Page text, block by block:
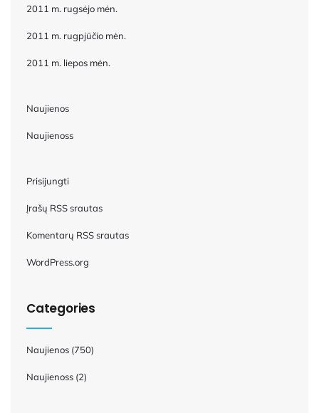
2011 m. rugsėjo mėn.
2011 m. rugpjūčio mėn.
2011 m. liepos mėn.
Naujienos
Naujienoss
Prisijungti
Įrašų RSS srautas
Komentarų RSS srautas
WordPress.org
Categories
Naujienos (750)
Naujienoss (2)